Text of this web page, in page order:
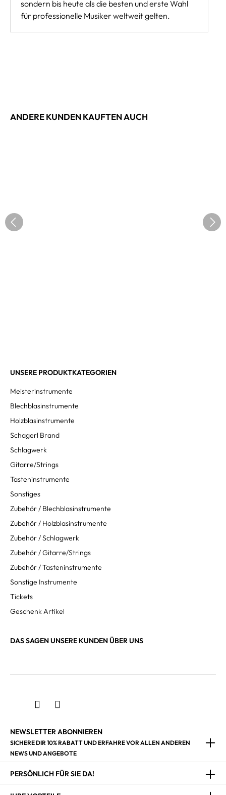
sondern bis heute als die besten und erste Wahl
für professionelle Musiker weltweit gelten.
ANDERE KUNDEN KAUFTEN AUCH
UNSERE PRODUKTKATEGORIEN
Meisterinstrumente
Blechblasinstrumente
Holzblasinstrumente
Schagerl Brand
Schlagwerk
Gitarre/Strings
Tasteninstrumente
Sonstiges
Zubehör / Blechblasinstrumente
Zubehör / Holzblasinstrumente
Zubehör / Schlagwerk
Zubehör / Gitarre/Strings
Zubehör / Tasteninstrumente
Sonstige Instrumente
Tickets
Geschenk Artikel
DAS SAGEN UNSERE KUNDEN ÜBER UNS
NEWSLETTER ABONNIEREN
SICHERE DIR 10% RABATT UND ERFAHRE VOR ALLEN ANDEREN
NEWS UND ANGEBOTE
PERSÖNLICH FÜR SIE DA!